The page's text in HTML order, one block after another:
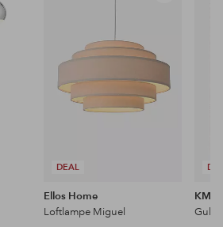
til
DEAL
Ellos Home
Loftlampe Miguel
KM